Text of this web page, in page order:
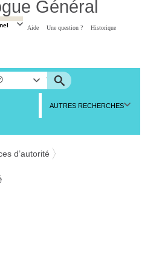
Aide Une question ? Historique
AUTRES RECHERCHES
d’autorité